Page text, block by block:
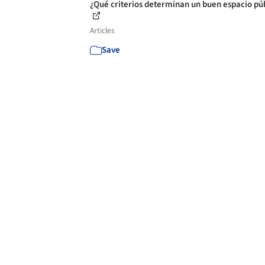
¿Qué criterios determinan un buen espacio
Articles
Save